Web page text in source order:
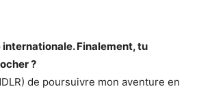
Finalement, tu
?
de poursuivre mon aventure en